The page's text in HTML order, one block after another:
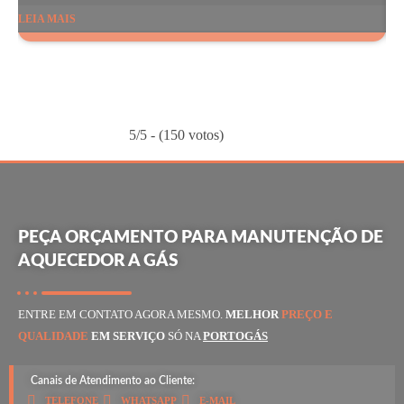
LEIA MAIS
5/5 - (150 votos)
PEÇA ORÇAMENTO PARA MANUTENÇÃO DE
AQUECEDOR A GÁS
ENTRE EM CONTATO AGORA MESMO. MELHORPREÇO E
QUALIDADE EM SERVIÇO SÓ NAPORTOGÁS
Canais de Atendimento ao Cliente:
TELEFONE
WHATSAPP E-MAIL